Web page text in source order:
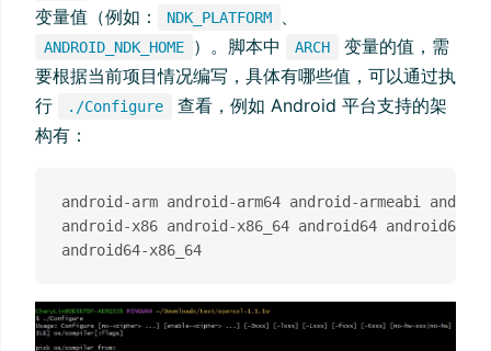
变量值（例如：
NDK_PLATFORM 、
ANDROID_NDK_HOME ）。脚本中 ARCH
变量的值，需
要根据当前项目情况编写，具体有哪些值，可以通过执
行
./Configure
查看，例如 Android 平台支持的架
构有：
android-arm android-arm64 android-armeabi
android-x86 android-x86_64 android64 android64-